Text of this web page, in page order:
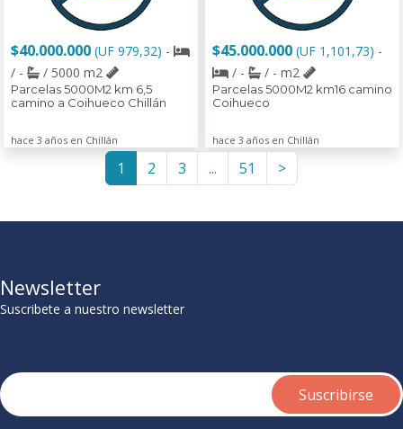
$40.000.000 (UF 979,32) -
/ -
/ 5000 m2
Parcelas 5000M2 km 6,5
camino a Coihueco Chillán
hace 3 años en Chillán
$45.000.000 (UF 1,101,73) -
/ -
/ - m2
Parcelas 5000M2 km16 camino
Coihueco
hace 3 años en Chillán
1 2 3 ... 51 >
Newsletter
Suscribete a nuestro newsletter